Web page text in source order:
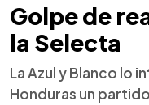
Golpe de
la Selecta
La Azul y Blanco lo
Honduras un